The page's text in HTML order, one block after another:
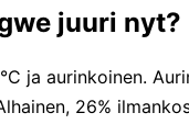
juuri nyt?
ja aurinkoinen.
26%